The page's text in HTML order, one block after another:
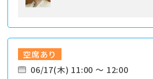
空席あり
06/17(木) 11:00 ～ 12:00